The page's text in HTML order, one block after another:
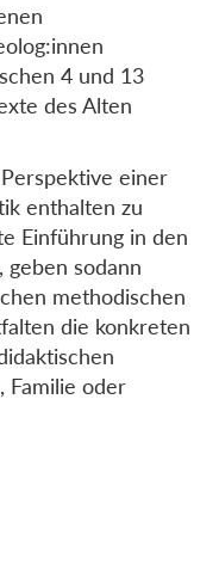
4 und 13
des Alten
einer
enthalten zu
Einführung in den
geben sodann
methodischen
die konkreten
Familie oder